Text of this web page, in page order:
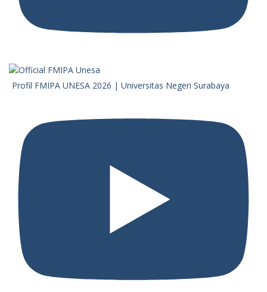
Profil FMIPA UNESA 2026 | Universitas Negeri Surabaya